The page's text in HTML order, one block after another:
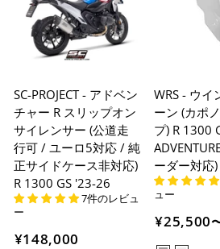
SC-PROJECT - アドベン
チャー R スリップオン
サイレンサー (公道走
行可 / ユーロ5対応 / 純
正サイドケース非対応)
R 1300 GS '23-26
7件のレビュ
ー
¥148,000
WRS - ウイ
ーン (カポ
プ) R 1300
ーダー対応)
ュー
¥25,500